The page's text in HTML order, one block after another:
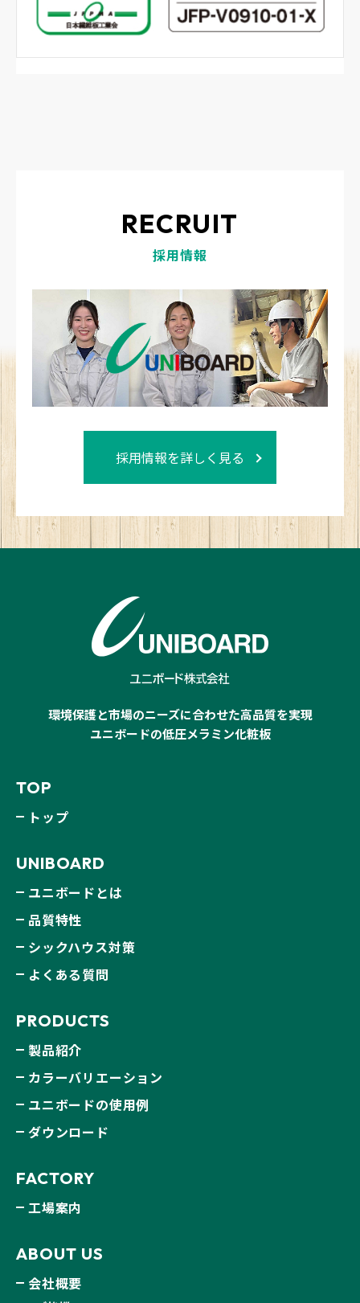
RECRUIT
採用情報
採用情報を詳しく見る
環境保護と市場のニーズに合わせた高品質を実現
ユニボードの低圧メラミン化粧板
TOP
トップ
UNIBOARD
ユニボードとは
品質特性
シックハウス対策
よくある質問
PRODUCTS
製品紹介
カラーバリエーション
ユニボードの使用例
ダウンロード
FACTORY
工場案内
ABOUT US
会社概要